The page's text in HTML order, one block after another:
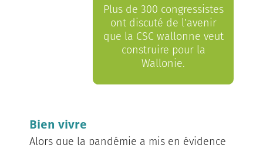
Plus de 300 congressistes
ont discuté de l’avenir
que la CSC wallonne veut
construire pour la
Wallonie.
Bien vivre
Alors que la pandémie a mis en évidence